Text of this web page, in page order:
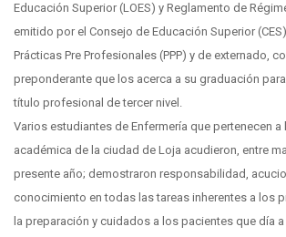
Educación Superior (LOES) y Reglamento de
emitido por el Consejo de Educación Superior
Prácticas Pre Profesionales (PPP) y de externado,
preponderante que los acerca a su graduación
título profesional de tercer nivel.
Varios estudiantes de Enfermería que pertenecen a
académica de la ciudad de Loja acudieron, entre
presente año; demostraron responsabilidad,
conocimiento en todas las tareas inherentes a los
la preparación y cuidados a los pacientes que día